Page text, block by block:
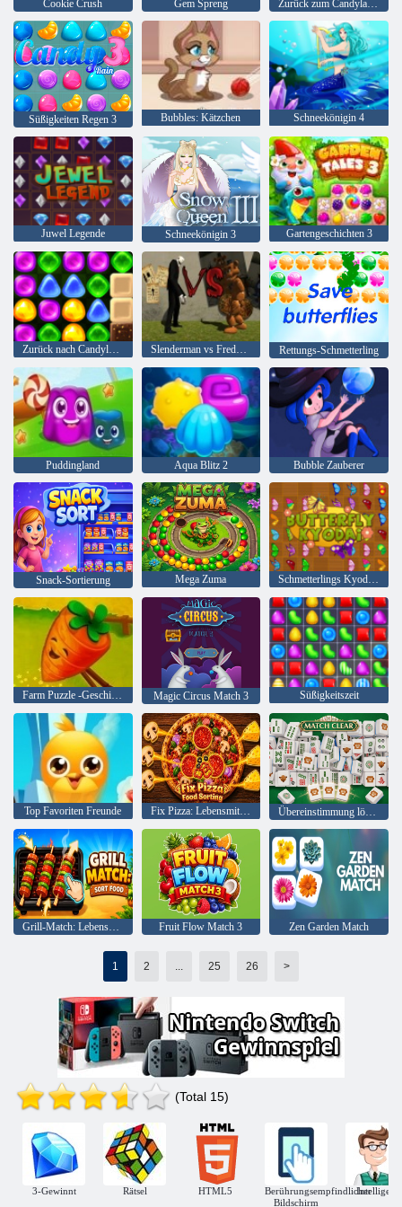
Cookie Crush Gem Spreng
Süßigkeiten Regen 3 Bubbles: Kätzchen Schneekönigin 4
Juwel Legende Schneekönigin 3 Gartengeschichten 3
Slenderman vs Freddy Der Fazbear Rettungs-Schmetterling
Puddingland Aqua Blitz 2 Bubble Zauberer
Snack-Sortierung Mega Zuma Schmetterlings Kyodai 2
Farm Puzzle -Geschichte Magic Circus Match 3 Süßigkeitszeit
Top Favoriten Freunde Fix Pizza: Lebensmittelsortierung Übereinstimmung löschen
Fruit Flow Match 3 Zen Garden Match
1 2 25 26 >
(Total 15)
3-Gewinnt Rätsel HTML5
Berührungsempfindlicher
Bildschirm
Intelligent